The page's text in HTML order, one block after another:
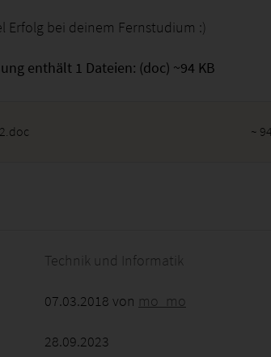
Erfolg bei deinem Fernstudium :)
enthält 1 Dateien: (doc) ~94 KB
~
Technik und Informatik
07.03.2018 von mo_mo
28.09.2023